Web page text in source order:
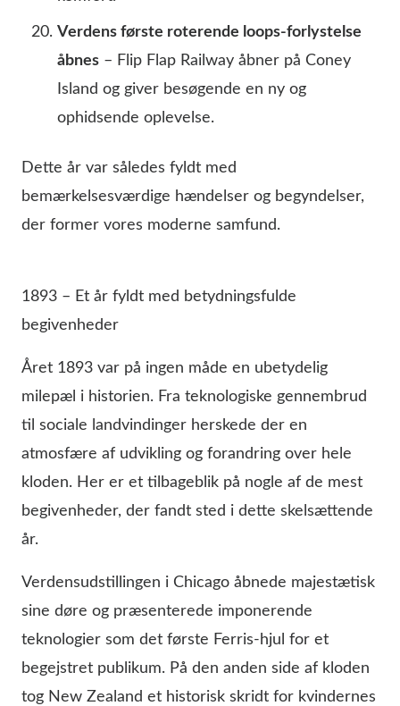
Verdens første roterende loops-forlystelse
åbnes – Flip Flap Railway åbner på Coney
Island og giver besøgende en ny og
ophidsende oplevelse.
Dette år var således fyldt med
bemærkelsesværdige hændelser og begyndelser,
der former vores moderne samfund.
1893 – Et år fyldt med betydningsfulde
begivenheder
Året 1893 var på ingen måde en ubetydelig
milepæl i historien. Fra teknologiske gennembrud
til sociale landvindinger herskede der en
atmosfære af udvikling og forandring over hele
kloden. Her er et tilbageblik på nogle af de mest
begivenheder, der fandt sted i dette skelsættende
år.
Verdensudstillingen i Chicago åbnede majestætisk
sine døre og præsenterede imponerende
teknologier som det første Ferris-hjul for et
begejstret publikum. På den anden side af kloden
tog New Zealand et historisk skridt for kvindernes